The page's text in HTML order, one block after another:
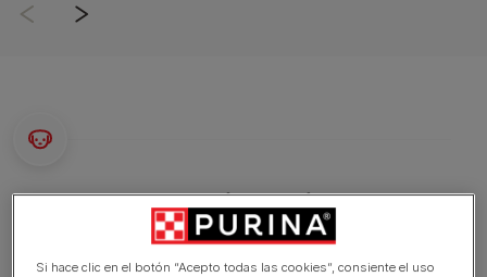
¿Sabías qué?
Perro apto para dueños con experiencia
Si hace clic en el botón “Acepto todas las cookies”, consiente el uso